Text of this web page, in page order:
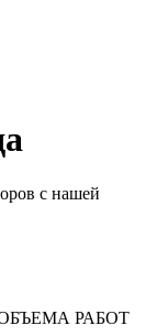
с нашей
РАБОТ